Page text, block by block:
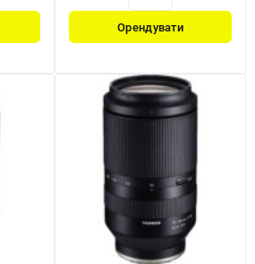
Орендувати